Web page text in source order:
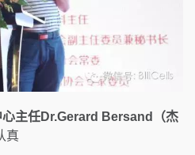
心主任Dr.Gerard Bersand（杰
真